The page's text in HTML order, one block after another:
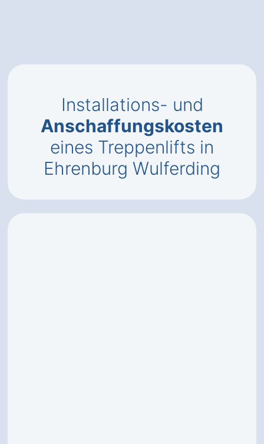
Installations- und
Anschaffungskosten
eines Treppenlifts in
Ehrenburg Wulferding